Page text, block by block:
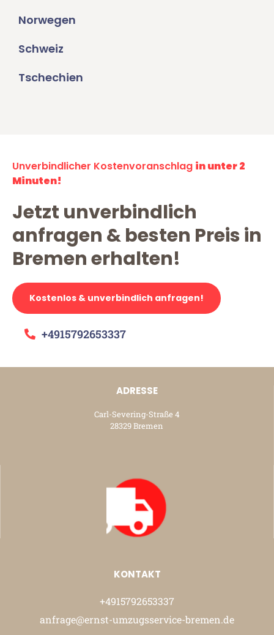
Norwegen
Schweiz
Tschechien
Unverbindlicher Kostenvoranschlag in unter 2
Minuten!
Jetzt unverbindlich
anfragen & besten Preis in
Bremen erhalten!
Kostenlos & unverbindlich anfragen!
+4915792653337
ADRESSE
Carl-Severing-Straße 4
28329 Bremen
KONTAKT
+4915792653337
anfrage@ernst-umzugsservice-bremen.de